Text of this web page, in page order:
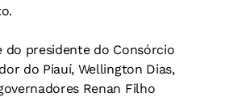
do presidente do Consórcio
do Piauí, Wellington Dias,
Renan Filho